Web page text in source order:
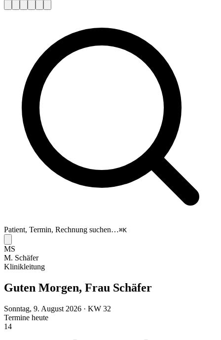
Patient, Termin, Rechnung suchen…⌘K
MS
M. Schäfer
Klinikleitung
Guten Morgen, Frau Schäfer
Sonntag, 9. August 2026 · KW 32
Termine heute
14